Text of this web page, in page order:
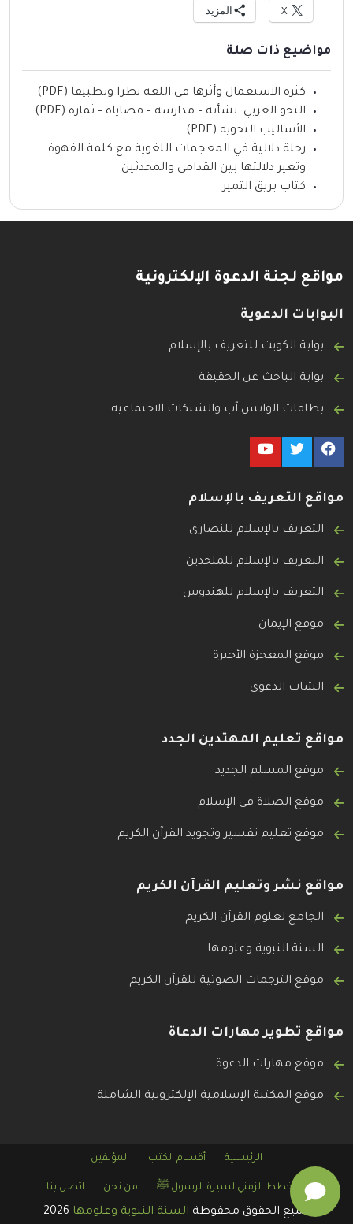
X المزيد
مواضيع ذات صلة
كثرة الاستعمال وأثرها في اللغة نظرا وتطبيقا (PDF)
النحو العربي: نشأته – مدارسه – قضاياه – ثماره (PDF)
الأساليب النحوية (PDF)
رحلة دلالية في المعجمات اللغوية مع كلمة القهوة
وتغير دلالتها بين القدامى والمحدثين
كتاب بريق التميز
مواقع لجنة الدعوة الإلكترونية
البوابات الدعوية
بوابة الكويت للتعريف بالإسلام
بوابة الباحث عن الحقيقة
بطاقات الواتس آب والشبكات الاجتماعية
مواقع التعريف بالإسلام
التعريف بالإسلام للنصارى
التعريف بالإسلام للملحدين
التعريف بالإسلام للهندوس
موقع الإيمان
موقع المعجزة الأخيرة
الشات الدعوي
مواقع تعليم المهتدين الجدد
موقع المسلم الجديد
موقع الصلاة في الإسلام
موقع تعليم تفسير وتجويد القرآن الكريم
مواقع نشر وتعليم القرآن الكريم
الجامع لعلوم القرآن الكريم
السنة النبوية وعلومها
موقع الترجمات الصوتية للقرآن الكريم
مواقع تطوير مهارات الدعاة
موقع مهارات الدعوة
موقع المكتبة الإسلامية الإلكترونية الشاملة
الرئيسية أقسام الكتب المؤلفين
المخطط الزمني لسيرة الرسول ﷺ من نحن اتصل بنا
جميع الحقوق محفوظة السنة النبوية وعلومها